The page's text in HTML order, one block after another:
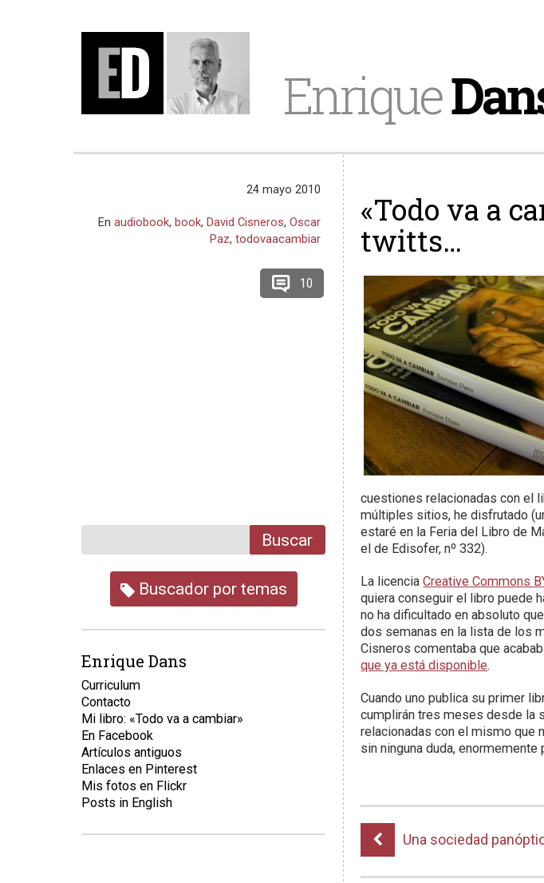
Enrique
«Todo va a
twitts…
cuestiones relacionadas con el
múltiples sitios, he disfrutado
estaré en la Feria del Libro de
el de Edisofer, nº 332).
La licenciaCreative Commons
quiera conseguir el libro puede
no ha dificultado en absoluto
dos semanas en la lista de los
Cisneros comentaba que
que ya está disponible.
Cuando uno publica su primer
cumplirán tres meses desde la
relacionadas con el mismo que
sin ninguna duda,
Una sociedad
24 mayo 2010
Enaudiobook,book,David Cisneros,Oscar
Paz,todovaacambiar
10
Buscar
Buscador por temas
Enrique Dans
Curriculum
Contacto
Mi libro: «Todo va a cambiar»
En Facebook
Artículos antiguos
Enlaces en Pinterest
Mis fotos en Flickr
Posts in English